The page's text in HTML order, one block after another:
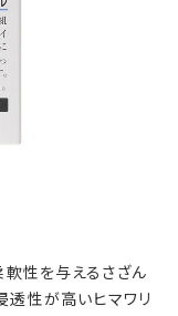
性を与えるさざん
透性が高いヒマワリ